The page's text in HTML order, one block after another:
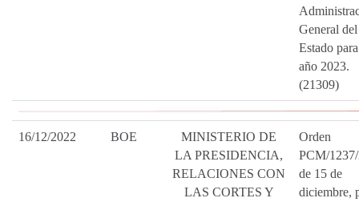
General del
Estado
año 2023.
(21309)
16/12/2022 BOE
MINISTERIO DE
LA PRESIDENCIA,
RELACIONES CON
LAS CORTES Y
Orden
PCM/
de 15 de
diciembre,